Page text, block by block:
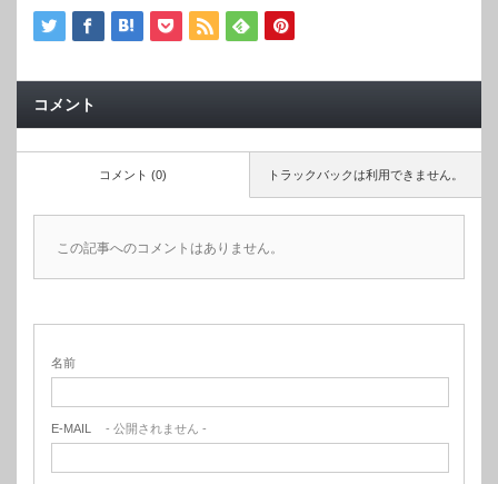
コメント
トラックバックは利用できません。
コメント (0)
この記事へのコメントはありません。
名前
E-MAIL - 公開されません -